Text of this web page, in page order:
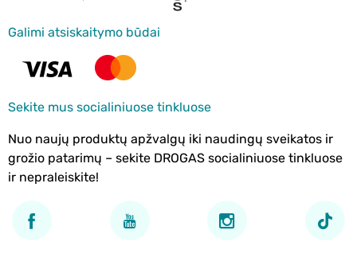
Galimi atsiskaitymo būdai
Sekite mus socialiniuose tinkluose
Nuo naujų produktų apžvalgų iki naudingų sveikatos ir
grožio patarimų – sekite DROGAS socialiniuose tinkluose
ir nepraleiskite!